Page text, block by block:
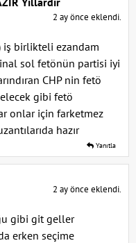
2 ay önce eklendi.
iş birlikteli ezandam
sol fetönün partisi iyi
CHP nin fetö
gibi fetö
onlar için farketmez
hazır
Yanıtla
2 ay önce eklendi.
gibi git geller
erken seçime